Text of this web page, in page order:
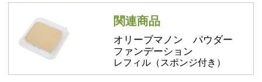
関連商品
オリーブマノン パウダー
ファンデーション
レフィル（スポンジ付き）